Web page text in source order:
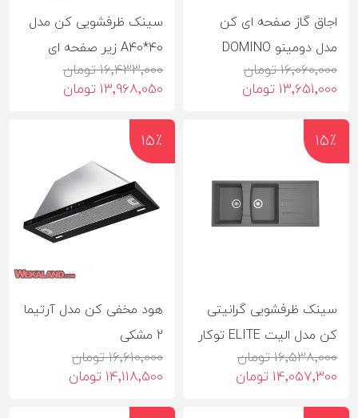
اجاق گاز صفحه ای کن
مدل دومینو DOMINO
16٬060٬000 تومان
13٬651٬000 تومان
سینک ظرفشویی کن مدل
A40*40 زیر صفحه ای
16٬433٬000 تومان
13٬968٬050 تومان
15٪
سینک ظرفشویی گرانیتی
کن مدل الیت ELITE توکار
16٬538٬000 تومان
14٬057٬300 تومان
15٪
هود مخفی کن مدل آرتیما
2 مشکی
16٬610٬000 تومان
14٬118٬500 تومان